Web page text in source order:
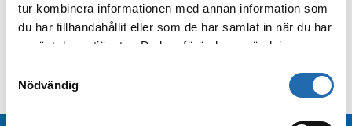
tur kombinera informationen med annan information som
du har tillhandahållit eller som de har samlat in när du har
använt deras tjänster. Du kan förändra användningen av
frånInformation om kakor (cookies)
-länken i nedre
Nödvändig